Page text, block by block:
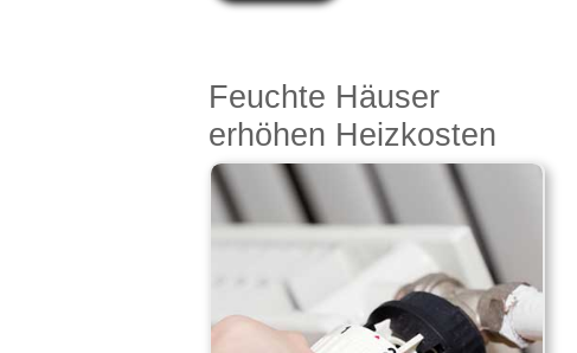
Feuchte Häuser
erhöhen Heiz­kosten